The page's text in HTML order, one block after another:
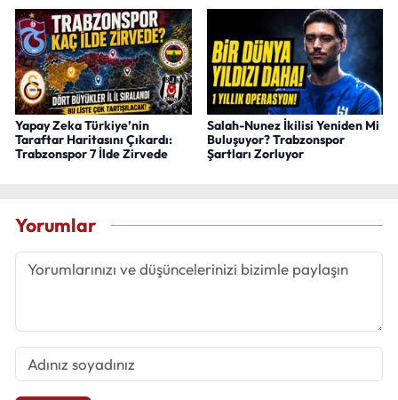
Yapay Zeka Türkiye’nin
Taraftar Haritasını Çıkardı:
Trabzonspor 7 İlde Zirvede
Salah-Nunez İkilisi Yeniden Mi
Buluşuyor? Trabzonspor
Şartları Zorluyor
Yorumlar